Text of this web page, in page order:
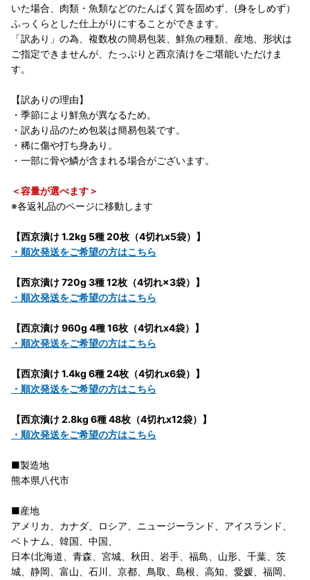
いた場合、肉類・魚類などのたんぱく質を固めず、(身をしめず）
ふっくらとした仕上がりにすることができます。
「訳あり」の為、複数枚の簡易包装、鮮魚の種類、産地、形状は
ご指定できませんが、たっぷりと西京漬けをご堪能いただけま
す。
【訳ありの理由】
・季節により鮮魚が異なるため。
・訳あり品のため包装は簡易包装です。
・稀に傷や打ち身あり。
・一部に骨や鱗が含まれる場合がございます。
＜容量が選べます＞
※各返礼品のページに移動します
【西京漬け 1.2kg 5種 20枚（4切れx5袋）】
・順次発送をご希望の方はこちら
【西京漬け 720g 3種 12枚（4切れ×3袋）】
・順次発送をご希望の方はこちら
【西京漬け 960g 4種 16枚（4切れx4袋）】
・順次発送をご希望の方はこちら
【西京漬け 1.4kg 6種 24枚（4切れx6袋）】
・順次発送をご希望の方はこちら
【西京漬け 2.8kg 6種 48枚（4切れx12袋）】
・順次発送をご希望の方はこちら
■製造地
熊本県八代市
■産地
アメリカ、カナダ、ロシア、ニュージーランド、アイスランド、
ベトナム、韓国、中国、
日本(北海道、青森、宮城、秋田、岩手、福島、山形、千葉、茨
城、静岡、富山、石川、京都、鳥取、島根、高知、愛媛、福岡、